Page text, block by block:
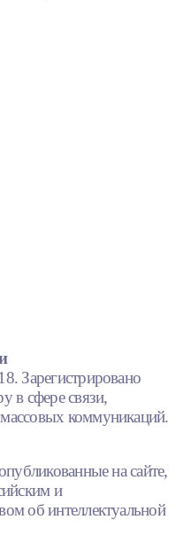
Зарегистрировано
в сфере связи,
коммуникаций.
на сайте,
и
об интеллектуальной